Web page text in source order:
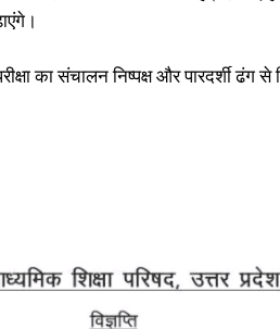
का संचालन निष्पक्ष और पारदर्शी ढंग